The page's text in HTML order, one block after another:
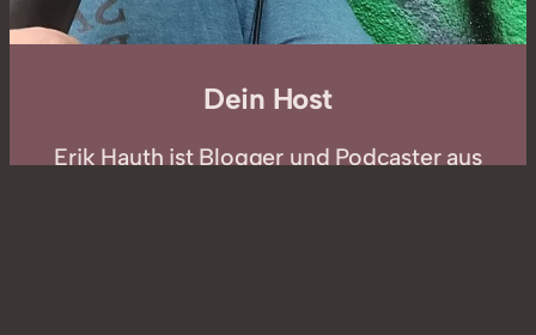
Dein Host
Erik Hauth ist Blogger und Podcaster aus